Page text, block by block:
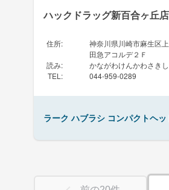
ハックドラッグ新百合ヶ丘店
住所:
神奈川県川崎市麻生区
田急アコルデ２Ｆ
読み:
かながわけんかわさき
TEL : 044-959-0289
ラーク ハブラシ コンパクトヘッ